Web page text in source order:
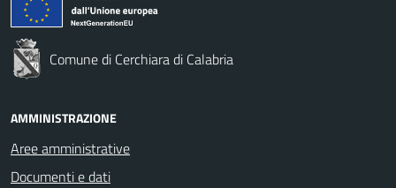
Comune di Cerchiara di Calabria
AMMINISTRAZIONE
Aree amministrative
Documenti e dati